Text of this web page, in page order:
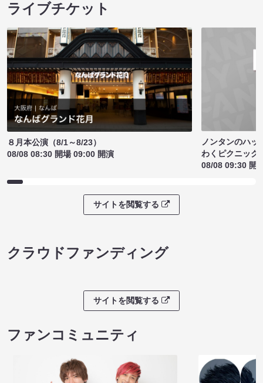
ライブチケット
８月本公演（8/1～8/23）
08/08 08:30 開場 09:00 開演
ノンタンのハッ
わくピクニック
08/08 09:30 開
サイトを閲覧する
クラウドファンディング
サイトを閲覧する
ファンコミュニティ